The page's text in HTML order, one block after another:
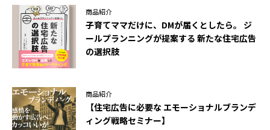
商品紹介
子育てママだけに、DMが届くとしたら。 ジ
ールプランニングが提案する 新たな住宅広告
の選択肢
商品紹介
【住宅広告に必要な エモーショナルブランデ
ィング戦略セミナー】